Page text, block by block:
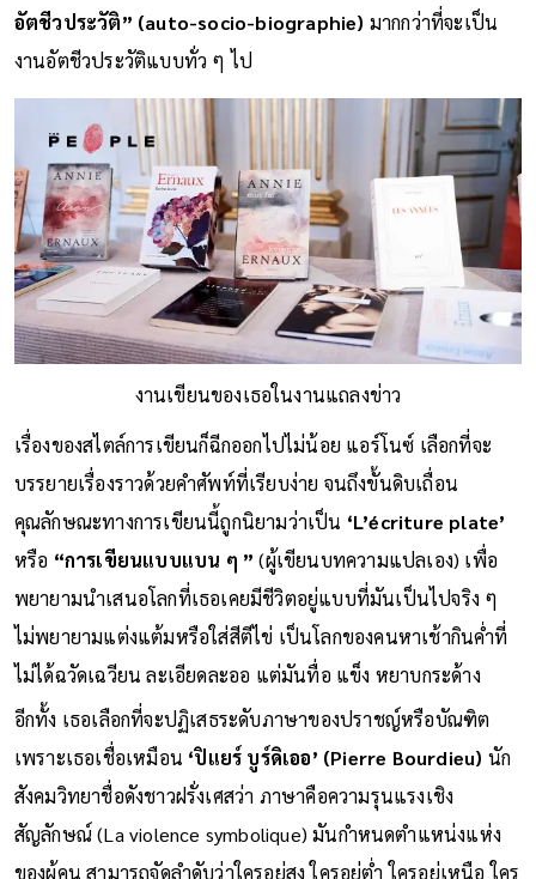
อัตชีวประวัติ” (auto-socio-biographie) มากกว่าที่จะเป็น
งานอัตชีวประวัติแบบทั่ว ๆ ไป
งานเขียนของเธอในงานแถลงข่าว
เรื่องของสไตล์การเขียนก็ฉีกออกไปไม่น้อย แอร์โนซ์ เลือกที่จะ
บรรยายเรื่องราวด้วยคำศัพท์ที่เรียบง่าย จนถึงขั้นดิบเถื่อน
คุณลักษณะทางการเขียนนี้ถูกนิยามว่าเป็น ‘L’écriture plate’
หรือ “การเขียนแบบแบน ๆ ” (ผู้เขียนบทความแปลเอง) เพื่อ
พยายามนำเสนอโลกที่เธอเคยมีชีวิตอยู่แบบที่มันเป็นไปจริง ๆ
ไม่พยายามแต่งแต้มหรือใส่สีตีไข่ เป็นโลกของคนหาเช้ากินค่ำที่
ไม่ได้ฉวัดเฉวียน ละเอียดละออ แต่มันทื่อ แข็ง หยาบกระด้าง
อีกทั้ง เธอเลือกที่จะปฏิเสธระดับภาษาของปราชญ์หรือบัณฑิต
เพราะเธอเชื่อเหมือน ‘ปิแยร์ บูร์ดิเออ’ (Pierre Bourdieu) นัก
สังคมวิทยาชื่อดังชาวฝรั่งเศสว่า ภาษาคือความรุนแรงเชิง
สัญลักษณ์ (La violence symbolique) มันกำหนดตำแหน่งแห่ง
ของผู้คน สามารถจัดลำดับว่าใครอยู่สูง ใครอยู่ต่ำ ใครอยู่เหนือ ใคร